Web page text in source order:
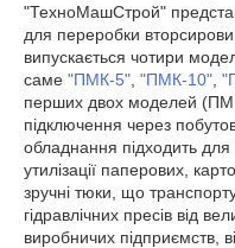
"ТехноМашСтрой"
для переробки
випускається чотири
саме "ПМК-5" "ПМК-10"
перших двох моделей
підключення через
обладнання підходить
утилізації паперових,
зручні тюки, що
гідравлічних пресів від
виробничих підприємств,